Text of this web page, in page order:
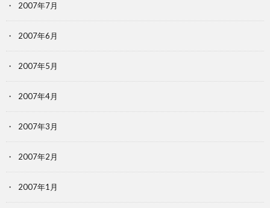
2007年7月
2007年6月
2007年5月
2007年4月
2007年3月
2007年2月
2007年1月